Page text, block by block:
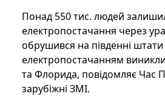
Понад 550 тис. людей
електропостачання через
обрушився на південні
електропостачанням
та Флорида, повідомляє Час
зарубіжні ЗМІ.